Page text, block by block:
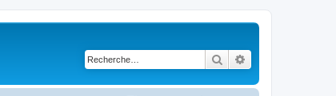
Rechercher